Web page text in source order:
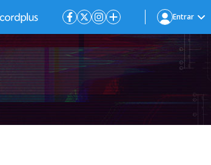
Entrar